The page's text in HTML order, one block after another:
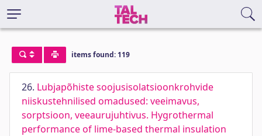
items found: 119
26. Lubjapõhiste soojusisolatsioonkrohvide
niiskustehnilised omadused: veeimavus,
sorptsioon, veeaurujuhtivus. Hygrothermal
performance of lime-based thermal insulation